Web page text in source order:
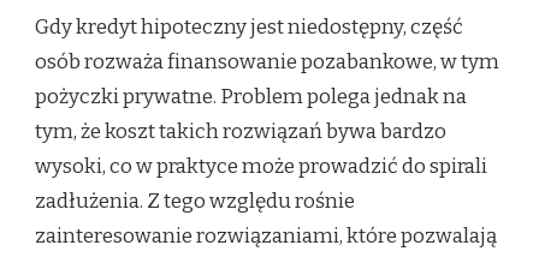
Gdy kredyt hipoteczny jest niedostępny, część
osób rozważa finansowanie pozabankowe, w tym
pożyczki prywatne. Problem polega jednak na
tym, że koszt takich rozwiązań bywa bardzo
wysoki, co w praktyce może prowadzić do spirali
zadłużenia. Z tego względu rośnie
zainteresowanie rozwiązaniami, które pozwalają